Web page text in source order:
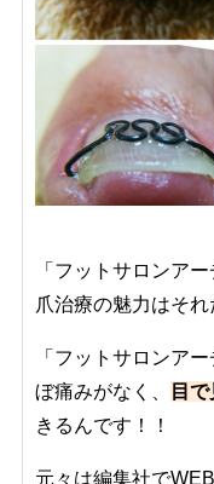
「フットサロンア
爪治療の魅力はそれ
「フットサロンア
ぼ痛みがなく、
目
きるんです！！
元々は編集社で